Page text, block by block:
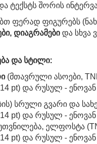
ტექსტს შორის
ფერად ფიგურებს
დიაგრამებიდა სხვა
და სტილი:
(მთავრული ასოები,
pt) და რუსულ - ენოვან
სრული გვარი და
pt) და რუსულ -
ელფოსტა
pt) და რუსულ - ენოვან